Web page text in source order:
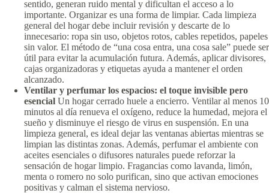
sentido, generan ruido mental y dificultan el acceso a lo
importante. Organizar es una forma de limpiar. Cada limpieza
general del hogar debe incluir revisión y descarte de lo
innecesario: ropa sin uso, objetos rotos, cables repetidos, papeles
sin valor. El método de “una cosa entra, una cosa sale” puede ser
útil para evitar la acumulación futura. Además, aplicar divisores,
cajas organizadoras y etiquetas ayuda a mantener el orden
alcanzado.
Ventilar y perfumar los espacios: el toque invisible pero
esencial Un hogar cerrado huele a encierro. Ventilar al menos 10
minutos al día renueva el oxígeno, reduce la humedad, mejora el
sueño y disminuye el riesgo de virus en suspensión. En una
limpieza general, es ideal dejar las ventanas abiertas mientras se
limpian las distintas zonas. Además, perfumar el ambiente con
aceites esenciales o difusores naturales puede reforzar la
sensación de hogar limpio. Fragancias como lavanda, limón,
menta o romero no solo purifican, sino que activan emociones
positivas y calman el sistema nervioso.